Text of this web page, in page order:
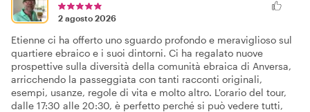
2 agosto 2026
Etienne ci ha offerto uno sguardo profondo e meraviglioso sul
quartiere ebraico e i suoi dintorni. Ci ha regalato nuove
prospettive sulla diversità della comunità ebraica di Anversa,
arricchendo la passeggiata con tanti racconti originali,
esempi, usanze, regole di vita e molto altro. L'orario del tour,
dalle 17:30 alle 20:30, è perfetto perché si può vedere tutti,